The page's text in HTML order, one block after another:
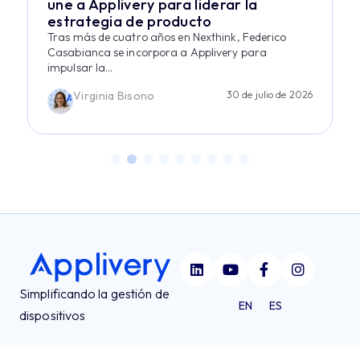
une a Applivery para liderar la
estrategia de producto
Tras más de cuatro años en Nexthink, Federico
Casabianca se incorpora a Applivery para
impulsar la...
Virginia Bisono
30 de julio de 2026
Simplificando la gestión de
dispositivos
EN ES